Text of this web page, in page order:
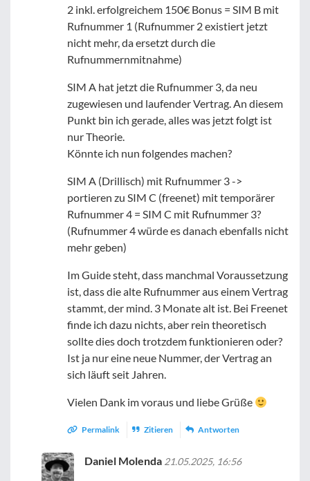
2 inkl. erfolgreichem 150€ Bonus = SIM B mit
Rufnummer 1 (Rufnummer 2 existiert jetzt
nicht mehr, da ersetzt durch die
Rufnummernmitnahme)
SIM A hat jetzt die Rufnummer 3, da neu
zugewiesen und laufender Vertrag. An diesem
Punkt bin ich gerade, alles was jetzt folgt ist
nur Theorie.
Könnte ich nun folgendes machen?
SIM A (Drillisch) mit Rufnummer 3 ->
portieren zu SIM C (freenet) mit temporärer
Rufnummer 4 = SIM C mit Rufnummer 3?
(Rufnummer 4 würde es danach ebenfalls nicht
mehr geben)
Im Guide steht, dass manchmal Voraussetzung
ist, dass die alte Rufnummer aus einem Vertrag
stammt, der mind. 3 Monate alt ist. Bei Freenet
finde ich dazu nichts, aber rein theoretisch
sollte dies doch trotzdem funktionieren oder?
Ist ja nur eine neue Nummer, der Vertrag an
sich läuft seit Jahren.
Vielen Dank im voraus und liebe Grüße
Permalink Zitieren Antworten
Daniel Molenda 21.05.2025, 16:56